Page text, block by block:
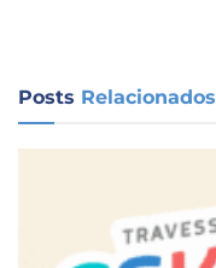
Posts Relacionados